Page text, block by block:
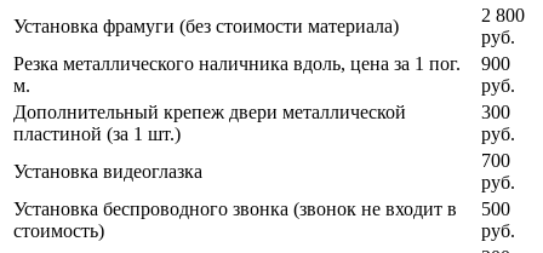
Установка фрамуги (без стоимости материала)
2 800
руб.
Резка металлического наличника вдоль, цена за 1 пог.
м.
900
руб.
Дополнительный крепеж двери металлической
пластиной (за 1 шт.)
300
руб.
Установка видеоглазка
700
руб.
Установка беспроводного звонка (звонок не входит в
стоимость)
500
руб.